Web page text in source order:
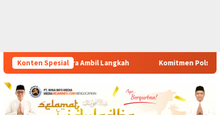
Konten SpesialKomitmen Polsek Tigaraksa Tindak Tegas